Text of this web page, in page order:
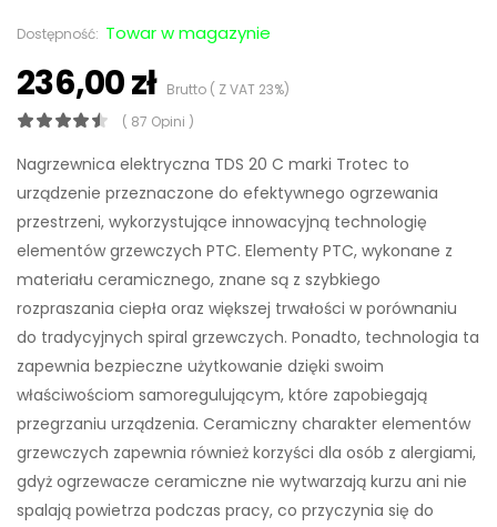
Dostępność: Towar w magazynie
236,00 złBrutto ( Z VAT 23%)
( 87 Opini )
Nagrzewnica elektryczna TDS 20 C marki Trotec to
urządzenie przeznaczone do efektywnego ogrzewania
przestrzeni, wykorzystujące innowacyjną technologię
elementów grzewczych PTC. Elementy PTC, wykonane z
materiału ceramicznego, znane są z szybkiego
rozpraszania ciepła oraz większej trwałości w porównaniu
do tradycyjnych spiral grzewczych. Ponadto, technologia ta
zapewnia bezpieczne użytkowanie dzięki swoim
właściwościom samoregulującym, które zapobiegają
przegrzaniu urządzenia. Ceramiczny charakter elementów
grzewczych zapewnia również korzyści dla osób z alergiami,
gdyż ogrzewacze ceramiczne nie wytwarzają kurzu ani nie
spalają powietrza podczas pracy, co przyczynia się do